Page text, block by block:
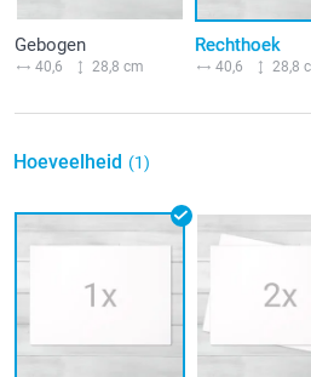
Gebogen
40,6 28,8 cm
Rechthoek
40,6 28,8
Hoeveelheid (1)